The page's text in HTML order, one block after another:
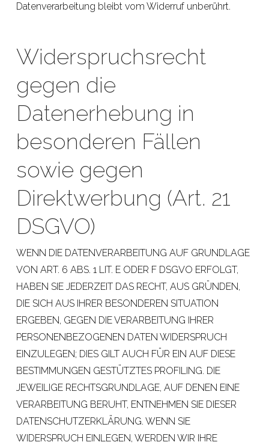
Datenverarbeitung bleibt vom Widerruf unberührt.
Widerspruchsrecht
gegen die
Datenerhebung in
besonderen Fällen
sowie gegen
Direktwerbung (Art. 21
DSGVO)
WENN DIE DATENVERARBEITUNG AUF GRUNDLAGE
VON ART. 6 ABS. 1 LIT. E ODER F DSGVO ERFOLGT,
HABEN SIE JEDERZEIT DAS RECHT, AUS GRÜNDEN,
DIE SICH AUS IHRER BESONDEREN SITUATION
ERGEBEN, GEGEN DIE VERARBEITUNG IHRER
PERSONENBEZOGENEN DATEN WIDERSPRUCH
EINZULEGEN; DIES GILT AUCH FÜR EIN AUF DIESE
BESTIMMUNGEN GESTÜTZTES PROFILING. DIE
JEWEILIGE RECHTSGRUNDLAGE, AUF DENEN EINE
VERARBEITUNG BERUHT, ENTNEHMEN SIE DIESER
DATENSCHUTZERKLÄRUNG. WENN SIE
WIDERSPRUCH EINLEGEN, WERDEN WIR IHRE